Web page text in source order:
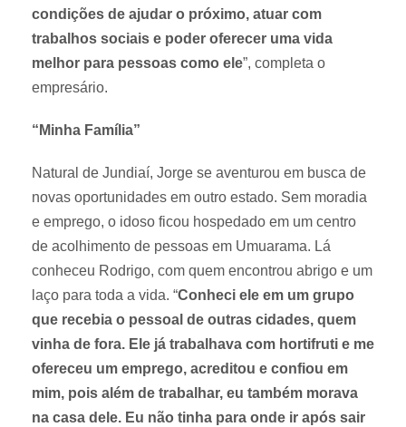
condições de ajudar o próximo, atuar com
trabalhos sociais e poder oferecer uma vida
melhor para pessoas como ele”, completa o
empresário.
“Minha Família”
Natural de Jundiaí, Jorge se aventurou em busca de
novas oportunidades em outro estado. Sem moradia
e emprego, o idoso ficou hospedado em um centro
de acolhimento de pessoas em Umuarama. Lá
conheceu Rodrigo, com quem encontrou abrigo e um
laço para toda a vida. “Conheci ele em um grupo
que recebia o pessoal de outras cidades, quem
vinha de fora. Ele já trabalhava com hortifruti e me
ofereceu um emprego, acreditou e confiou em
mim, pois além de trabalhar, eu também morava
na casa dele. Eu não tinha para onde ir após sair